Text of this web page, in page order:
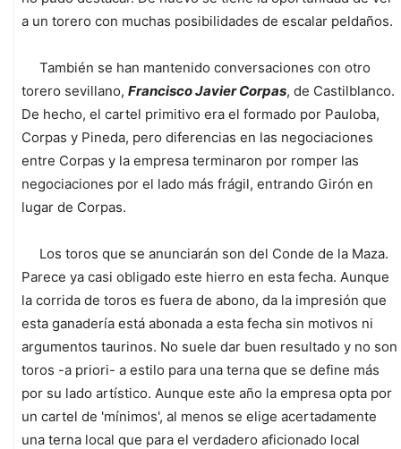
a un torero con muchas posibilidades de escalar peldaños.
También se han mantenido conversaciones con otro
torero sevillano, Francisco Javier Corpas, de Castilblanco.
De hecho, el cartel primitivo era el formado por Pauloba,
Corpas y Pineda, pero diferencias en las negociaciones
entre Corpas y la empresa terminaron por romper las
negociaciones por el lado más frágil, entrando Girón en
lugar de Corpas.
Los toros que se anunciarán son del Conde de la Maza.
Parece ya casi obligado este hierro en esta fecha. Aunque
la corrida de toros es fuera de abono, da la impresión que
esta ganadería está abonada a esta fecha sin motivos ni
argumentos taurinos. No suele dar buen resultado y no son
toros -a priori- a estilo para una terna que se define más
por su lado artístico. Aunque este año la empresa opta por
un cartel de 'mínimos', al menos se elige acertadamente
una terna local que para el verdadero aficionado local